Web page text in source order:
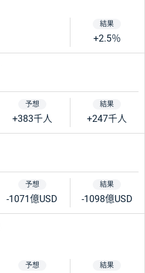
+2.5％
+383千人 +247千人
-1071億USD -1098億USD